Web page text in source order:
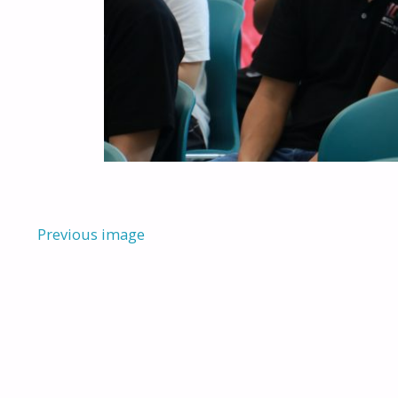
Previous image